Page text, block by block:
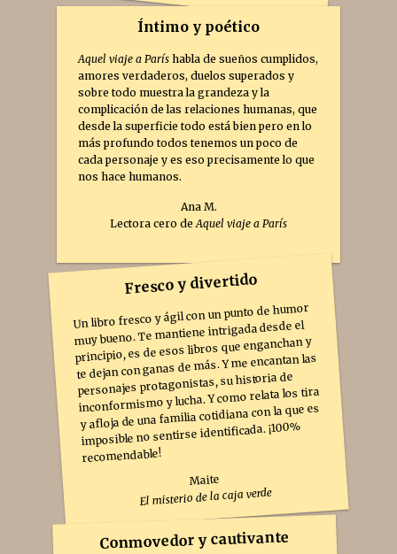
Íntimo y poético
Aquel viaje a París habla de sueños cumplidos,
amores verdaderos, duelos superados y
sobre todo muestra la grandeza y la
complicación de las relaciones humanas, que
desde la superficie todo está bien pero en lo
más profundo todos tenemos un poco de
cada personaje y es eso precisamente lo que
nos hace humanos.
Ana M.
Lectora cero deAquel viaje a París
Fresco y divertido
Un libro fresco y ágil con un punto de humor
muy bueno. Te mantiene intrigada desde el
principio, es de esos libros que enganchan y
te dejan con ganas de más. Y me encantan las
personajes protagonistas, su historia de
inconformismo y lucha. Y como relata los tira
y afloja de una familia cotidiana con la que es
imposible no sentirse identificada. ¡100%
recomendable!
Maite
El misterio de la caja verde
Conmovedor y cautivante